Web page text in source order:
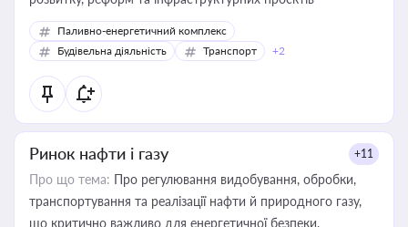
Паливно-енергетичний комплекс
Будівельна діяльність
Транспорт +2
Ринок нафти і газу +11
Про що тема: Про регулювання видобування, обробки,
транспортування та реалізації нафти й природного газу,
що критично важливо для енергетичної безпеки,